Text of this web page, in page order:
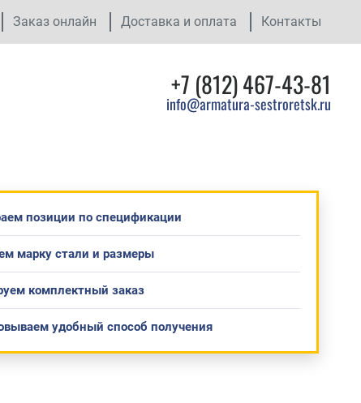
Заказ онлайн Доставка и оплата Контакты
+7 (812) 467-43-81
info@armatura-sestroretsk.ru
позиции по спецификации
марку стали и размеры
комплектный заказ
удобный способ получения